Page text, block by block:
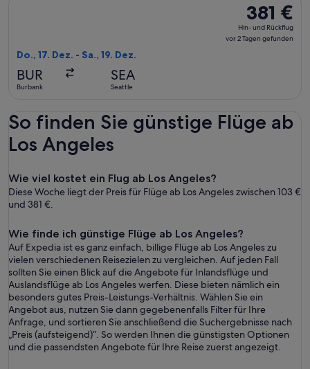
381 €
Hin-
und
381 €
Hin- und Rückflug
vor 2 Tagen gefunden
Do., 17. Dez. - Sa., 19. Dez.
BUR
Burbank
SEA
Seattle
So finden Sie günstige Flüge ab
Los Angeles
Wie viel kostet ein Flug ab Los Angeles?
Diese Woche liegt der Preis für Flüge ab Los Angeles zwischen 103 €
und 381 €.
Wie finde ich günstige Flüge ab Los Angeles?
Auf Expedia ist es ganz einfach, billige Flüge ab Los Angeles zu
vielen verschiedenen Reisezielen zu vergleichen. Auf jeden Fall
sollten Sie einen Blick auf die Angebote für Inlandsflüge und
Auslandsflüge ab Los Angeles werfen. Diese bieten nämlich ein
besonders gutes Preis-Leistungs-Verhältnis. Wählen Sie ein
Angebot aus, nutzen Sie dann gegebenenfalls Filter für Ihre
Anfrage, und sortieren Sie anschließend die Suchergebnisse nach
„Preis (aufsteigend)“. So werden Ihnen die günstigsten Optionen
und die passendsten Angebote für Ihre Reise zuerst angezeigt.